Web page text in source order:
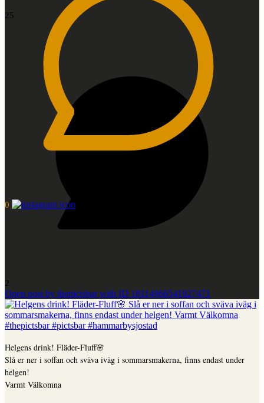
0
25
2
Open post by thepictsbar with ID 18114966541927471
Helgens drink! Fläder-Fluff🌸
Slå er ner i soffan och sväva iväg i sommarsmakerna, finns endast under
helgen!
Varmt Välkomna